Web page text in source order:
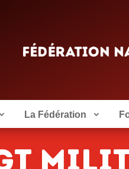
La Fédération